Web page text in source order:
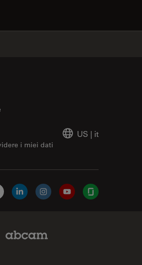
i miei dati
US | it
LinkedInInstagramYouTubeGlassdoor